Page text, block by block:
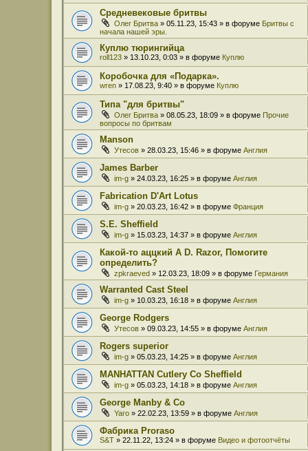
Средневековые бритвы
Олег Бритва » 05.11.23, 15:43 » в форуме Бритвы с
начала нашей эры.
Куплю тюрингийца
roll123 » 13.10.23, 0:03 » в форуме Куплю
Коробочка для «Подарка».
wren » 17.08.23, 9:40 » в форуме Куплю
Типа "для бритвы"
Олег Бритва » 08.05.23, 18:09 » в форуме Прочие
вопросы по бритвам
Manson
Утесов » 28.03.23, 15:46 » в форуме Англия
James Barber
im-g » 24.03.23, 16:25 » в форуме Англия
Fabrication D'Art Lotus
im-g » 20.03.23, 16:42 » в форуме Франция
S.E. Sheffield
im-g » 15.03.23, 14:37 » в форуме Англия
Какой-то аццкий A D. Razor, Помогите
определить?
zpkraeved » 12.03.23, 18:09 » в форуме Германия
Warranted Cast Steel
im-g » 10.03.23, 16:18 » в форуме Англия
George Rodgers
Утесов » 09.03.23, 14:55 » в форуме Англия
Rogers superior
im-g » 05.03.23, 14:25 » в форуме Англия
MANHATTAN Cutlery Co Sheffield
im-g » 05.03.23, 14:18 » в форуме Англия
George Manby & Co
Yaro » 22.02.23, 13:59 » в форуме Англия
Фабрика Proraso
S&T » 22.11.22, 13:24 » в форуме Видео и фотоотчёты